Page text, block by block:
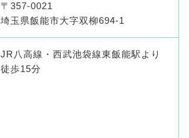
〒357-0021
埼玉県飯能市大字双柳694-1
JR八高線・西武池袋線東飯能駅より
徒歩15分